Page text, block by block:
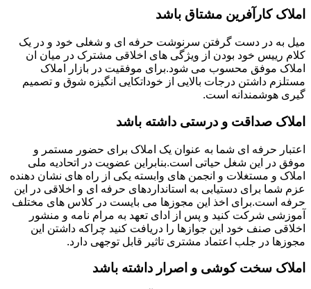
املاک کارآفرین مشتاق باشد
میل به در دست گرفتن سرنوشت حرفه ای و شغلی خود و در یک
کلام رییس خود بودن از ویژگی های اخلاقی مشترک در میان ان
املاک موفق محسوب می شود.برای موفقیت در بازار املاک
مستلزم داشتن درجات بالایی از خوداتکایی انگیزه شوق و تصمیم
گیری هوشمندانه است.
املاک صداقت و درستی داشته باشد
اعتبار حرفه ای شما به عنوان یک املاک برای حضور مستمر و
موفق در این شغل حیاتی است.بنابراین عضویت در اتحادیه ملی
املاک و مستغلات و انجمن های وابسته یکی از راه های نشان دهنده
عزم شما برای دستیابی به استانداردهای حرفه ای و اخلاقی در این
حرفه است.برای اخذ این مجوزها می بایست در کلاس های مختلف
آموزشی شرکت کنید و پس از ادای تعهد به مرام نامه و منشور
اخلاقی صنف خود این جوازها را دریافت کنید چراکه داشتن این
مجوزها در جلب اعتماد مشتری تاثیر قابل توجهی دارد.
املاک سخت کوشی و اصرار داشته باشد